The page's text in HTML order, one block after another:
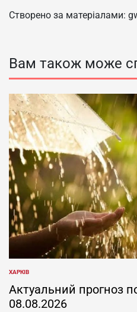
Створено за матеріалами:
Вам також може
ОПУБЛІКУВАТИ
ХАРКІВ
Актуальний прогноз
08.08.2026